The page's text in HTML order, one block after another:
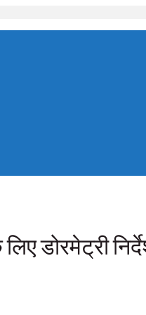
डोरमेट्री